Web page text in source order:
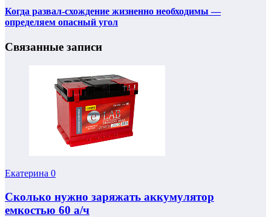
Когда развал-схождение жизненно необходимы —
определяем опасный угол
Связанные записи
Екатерина 0
Сколько нужно заряжать аккумулятор
емкостью 60 а/ч